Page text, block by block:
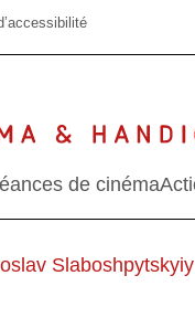
de cinéma
Slaboshpytskyiy